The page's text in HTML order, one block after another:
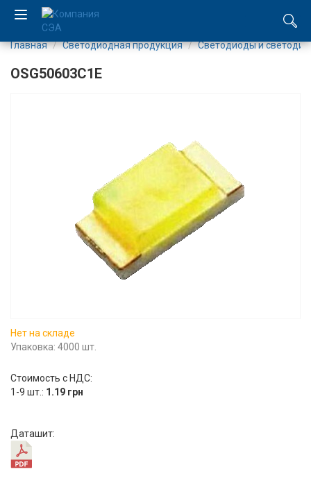
Производство
Услуги
Новости
Вход/
авторизация
Производители
Главная Светодиодная продукция Светодиоды и
OSG50603C1E
Нет на складе
Упаковка: 4000 шт.
Стоимость с НДС:
1-9 шт.: 1.19 грн
Даташит: